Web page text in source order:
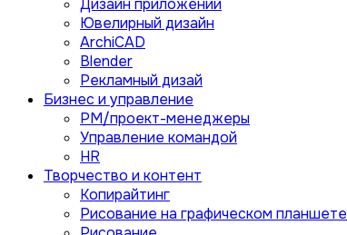
Дизайн приложений
Ювелирный дизайн
ArchiCAD
Blender
Рекламный дизай
Бизнес и управление
PM/проект-менеджеры
Управление командой
HR
Творчество и контент
Копирайтинг
Рисование на графическом планшете